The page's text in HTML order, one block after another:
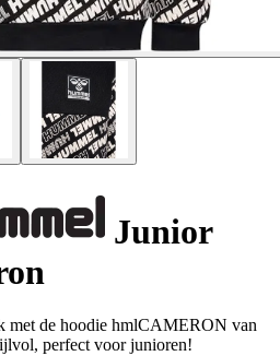
Junior
met de hoodie hmlCAMERON van
perfect voor junioren!